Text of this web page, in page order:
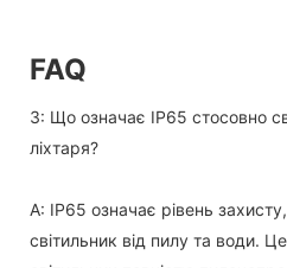
FAQ
З: Що означає IP65 стосовно
ліхтаря?
A: IP65 означає рівень
світильник від пилу та води.